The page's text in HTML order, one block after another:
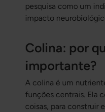
pesquisa como um
impacto
Colina: por
importante?
A colina é um
funções centrais. Ela
coisas, para construir